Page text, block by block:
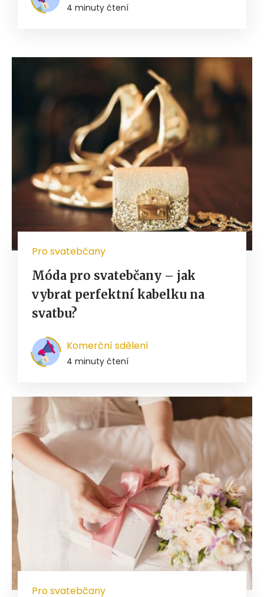
4 minuty čtení
Pro svatebčany
Móda pro svatebčany – jak
vybrat perfektní kabelku na
svatbu?
Komerční sdělení
4 minuty čtení
Pro svatebčany